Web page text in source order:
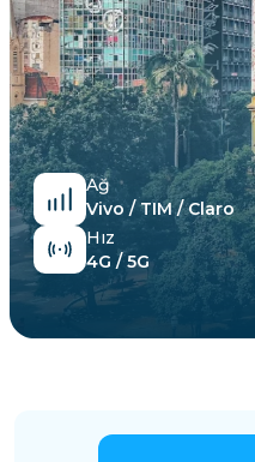
Ağ
Vivo / TIM / Claro
Hız
4G / 5G